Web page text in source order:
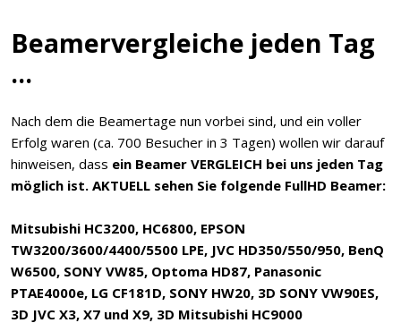
Beamervergleiche jeden Tag
...
Nach dem die Beamertage nun vorbei sind, und ein voller
Erfolg waren (ca. 700 Besucher in 3 Tagen) wollen wir darauf
hinweisen, dass ein Beamer VERGLEICH bei uns jeden Tag
möglich ist. AKTUELL sehen Sie folgende FullHD Beamer:
Mitsubishi HC3200, HC6800, EPSON
TW3200/3600/4400/5500 LPE, JVC HD350/550/950, BenQ
W6500, SONY VW85, Optoma HD87, Panasonic
PTAE4000e, LG CF181D, SONY HW20, 3D SONY VW90ES,
3D JVC X3, X7 und X9, 3D Mitsubishi HC9000